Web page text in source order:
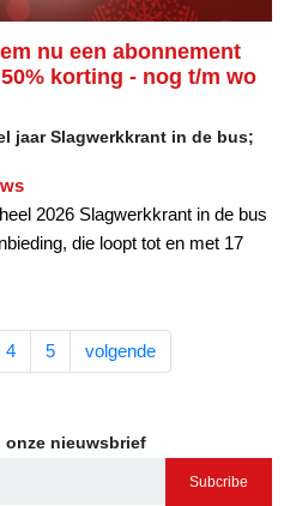
nu een abonnement
korting - nog t/m wo
jaar Slagwerkkrant in de bus;
2026 Slagwerkkrant in de bus
die loopt tot en met 17
4 5 volgende
onze nieuwsbrief
Subcribe